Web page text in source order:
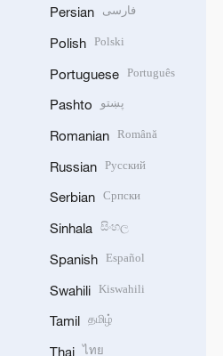
Persian فارسی
Polish Polski
Portuguese Português
Pashto پښتو
Romanian Română
Russian Русский
Serbian Српски
Sinhala සිංහල
Spanish Español
Swahili Kiswahili
Tamil தமிழ்
Thai ไทย